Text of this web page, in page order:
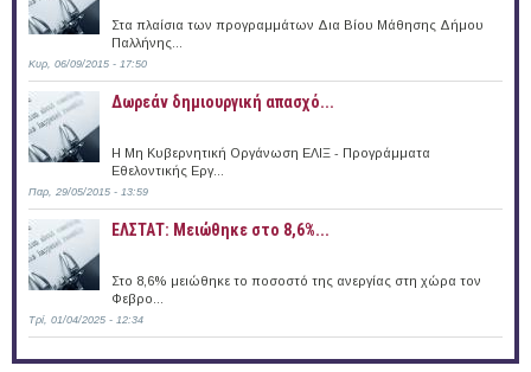
Στα πλαίσια των προγραμμάτων Δια Βίου Μάθησης Δήμου
Παλλήνης...
Κυρ, 06/09/2015 - 17:50
Δωρεάν δημιουργική απασχό...
Η Μη Κυβερνητική Οργάνωση ΕΛΙΞ - Προγράμματα
Εθελοντικής Εργ...
Παρ, 29/05/2015 - 13:59
ΕΛΣΤΑΤ: Μειώθηκε στο 8,6%...
Στο 8,6% μειώθηκε το ποσοστό της ανεργίας στη χώρα τον
Φεβρο...
Τρί, 01/04/2025 - 12:34